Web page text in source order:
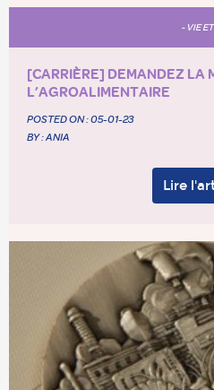
- VIE
[CARRIÈRE] DEMANDEZ LA
L’AGROALIMENTAIRE
POSTED ON :05-01-23
BY : ANIA
Lire